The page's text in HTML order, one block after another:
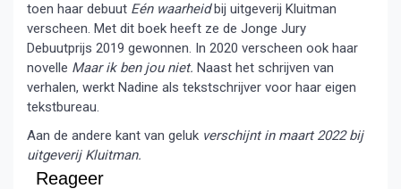
toen haar debuut Eén waarheidbij uitgeverij Kluitman
verscheen. Met dit boek heeft ze de Jonge Jury
Debuutprijs 2019 gewonnen. In 2020 verscheen ook haar
novelle Maar ik ben jou niet. Naast het schrijven van
verhalen, werkt Nadine als tekstschrijver voor haar eigen
tekstbureau.
Aan de andere kant van geluk verschijnt in maart 2022 bij
uitgeverij Kluitman.
Reageer